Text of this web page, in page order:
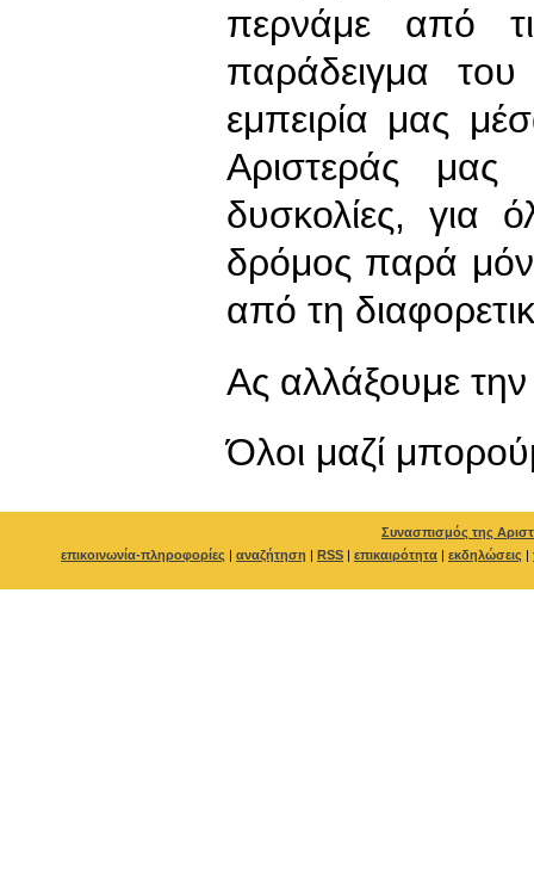
περνάμε από
παράδειγμα
εμπειρία μας
Αριστεράς μας
δυσκολίες, για
δρόμος παρά
από τη
Ας αλλάξουμε
Όλοι μαζί
Συνασπισμός της
επικοινωνία-πληροφορίες | αναζήτηση | RSS | επικαιρότητα | εκδηλώσεις |